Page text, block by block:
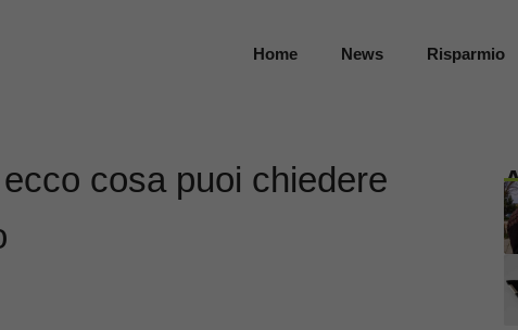
Home News Risparmio
cosa puoi chiedere